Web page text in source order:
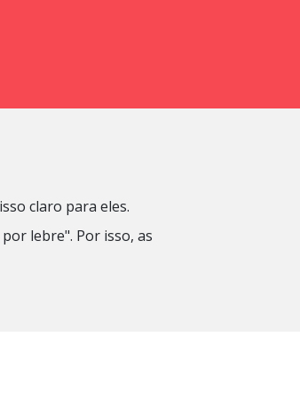
claro para eles.
lebre". Por isso, as